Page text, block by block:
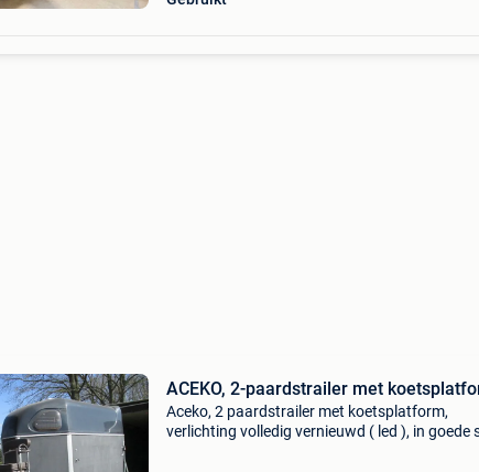
ACEKO, 2-paardstrailer met
Aceko, 2 paardstrailer met koetsplatform,
verlichting volledig vernieuwd ( led ), in goede